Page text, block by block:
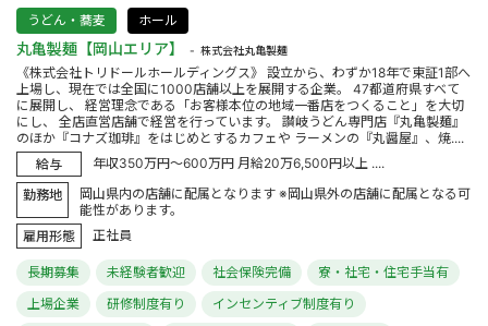
うどん・蕎麦 ホール
丸亀製麺【岡山エリア】 株式会社丸亀製麺
《株式会社トリドールホールディングス》 設立から、わずか18年で東証1部へ
上場し、現在では全国に1000店舗以上を展開する企業。 47都道府県すべて
に展開し、 経営理念である「お客様本位の地域一番店をつくること」を大切
にし、 全店直営店舗で経営を行っています。 讃岐うどん専門店『丸亀製麺』
のほか『コナズ珈琲』をはじめとするカフェや ラーメンの『丸醤屋』、焼....
給与
年収350万円～600万円 月給20万6,500円以上 ....
勤務地
岡山県内の店舗に配属となります ※岡山県外の店舗に配属となる可
能性があります。
雇用形態
正社員
長期募集 未経験者歓迎 社会保険完備
寮・社宅・住宅手当有
上場企業
研修制度有り
インセンティブ制度有り